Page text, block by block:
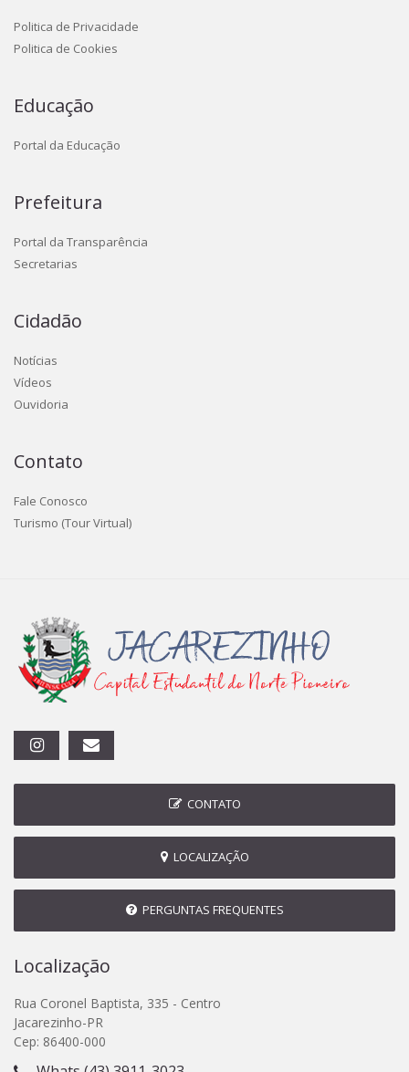
Politica de Privacidade
Politica de Cookies
Educação
Portal da Educação
Prefeitura
Portal da Transparência
Secretarias
Cidadão
Notícias
Vídeos
Ouvidoria
Contato
Fale Conosco
Turismo (Tour Virtual)
CONTATO
LOCALIZAÇÃO
PERGUNTAS FREQUENTES
Localização
Rua Coronel Baptista, 335 - Centro
Jacarezinho-PR
Cep: 86400-000